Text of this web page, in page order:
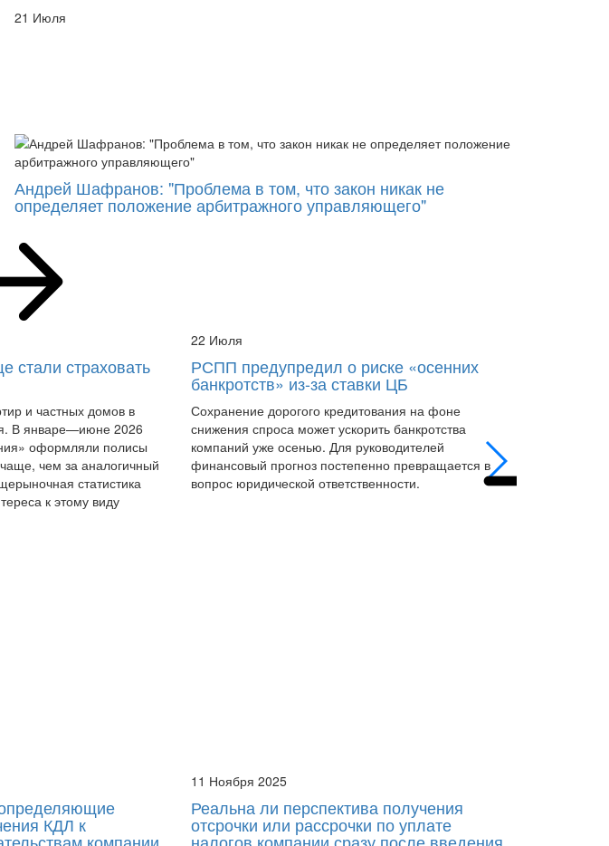
21 Июля
Андрей Шафранов: "Проблема в том, что закон никак не
определяет положение арбитражного управляющего"
стали страховать
и частных домов в
В январе—июне 2026
оформляли полисы
чем за аналогичный
статистика
к этому виду
22 Июля
РСПП предупредил о риске «осенних
банкротств» из-за ставки ЦБ
Сохранение дорогого кредитования на фоне
снижения спроса может ускорить банкротства
компаний уже осенью. Для руководителей
финансовый прогноз постепенно превращается в
вопрос юридической ответственности.
КДЛ к
11 Ноября 2025
Реальна ли перспектива получения
отсрочки или рассрочки по уплате